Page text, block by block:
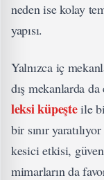
neden ise kolay
yapısı.
Yalnızca iç
dış mekanlarda
leksi küpeşteile
bir sınır
kesici etkisi,
mimarların da